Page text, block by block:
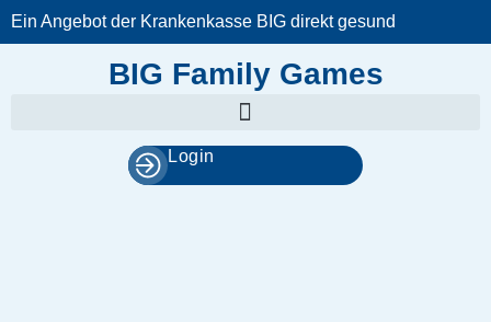
Zum
Inhalt
Ein Angebot der Krankenkasse BIG direkt gesund
BIG Family Games
Login